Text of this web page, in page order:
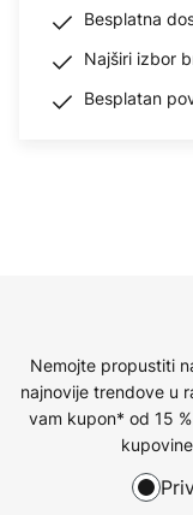
Besplatna
Najširi izbor
Besplatan
Nemojte propustiti
najnovije trendove u
vam kupon* od 15